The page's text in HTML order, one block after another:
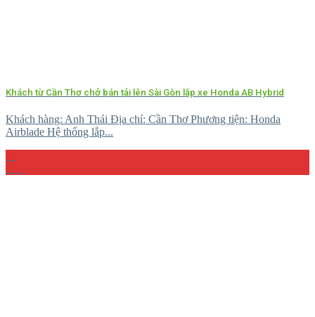
Khách từ Cần Thơ chở bán tải lên Sài Gòn lắp xe Honda AB Hybrid
Khách hàng: Anh Thái Địa chỉ: Cần Thơ Phương tiện: Honda
Airblade Hệ thống lắp...